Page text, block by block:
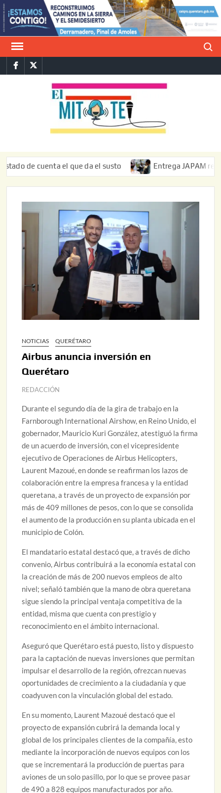
Saltar
al
contenido
FacebookTwitter
cuenta el que da el susto Entrega JAPAM
NOTICIAS QUERÉTARO
Airbus anuncia inversión en
Querétaro
REDACCIÓN
Durante el segundo día de la gira de trabajo en la
Farnborough International Airshow, en Reino Unido, el
gobernador, Mauricio Kuri González, atestiguó la firma
de un acuerdo de inversión, con el vicepresidente
ejecutivo de Operaciones de Airbus Helicopters,
Laurent Mazoué, en donde se reafirman los lazos de
colaboración entre la empresa francesa y la entidad
queretana, a través de un proyecto de expansión por
más de 409 millones de pesos, con lo que se consolida
el aumento de la producción en su planta ubicada en el
municipio de Colón.
El mandatario estatal destacó que, a través de dicho
convenio, Airbus contribuirá a la economía estatal con
la creación de más de 200 nuevos empleos de alto
nivel; señaló también que la mano de obra queretana
sigue siendo la principal ventaja competitiva de la
entidad, misma que cuenta con prestigio y
reconocimiento en el ámbito internacional.
Aseguró que Querétaro está puesto, listo y dispuesto
para la captación de nuevas inversiones que permitan
impulsar el desarrollo de la región, ofrezcan nuevas
oportunidades de crecimiento a la ciudadanía y que
coadyuven con la vinculación global del estado.
En su momento, Laurent Mazoué destacó que el
proyecto de expansión cubrirá la demanda local y
global de los principales clientes de la compañía, esto
mediante la incorporación de nuevos equipos con los
que se incrementará la producción de puertas para
aviones de un solo pasillo, por lo que se provee pasar
de 490 a 828 equipos manufacturados por año.